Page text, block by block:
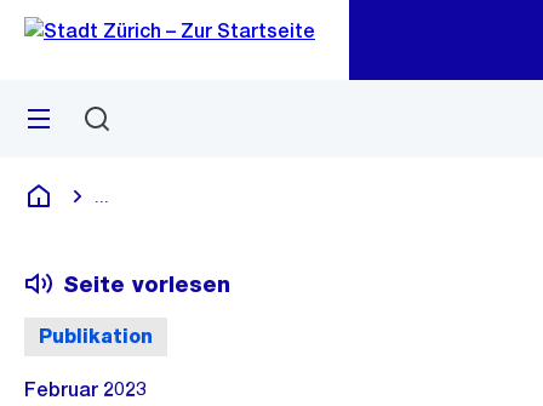
Navigation
Sprunglink
Menü
Deutsch
Publikation
Seite vorlesen
Februar 2023